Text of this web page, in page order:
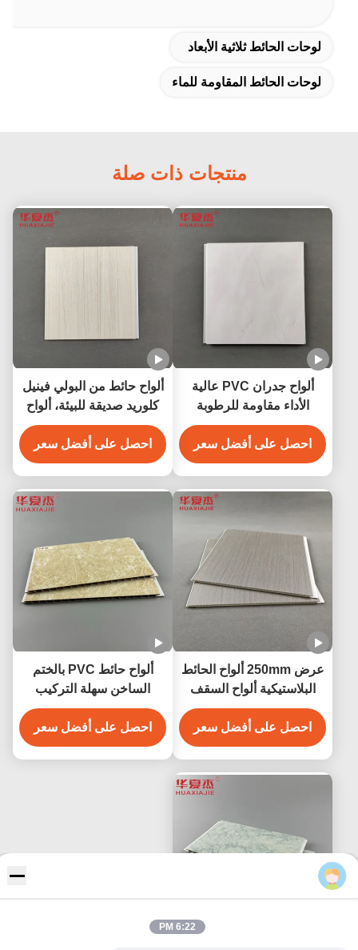
لوحات الحائط ثلاثية الأبعاد
لوحات الحائط المقاومة للماء
منتجات ذات صلة
ألواح جدران PVC عالية
الأداء مقاومة للرطوبة
بتصميم رخامي
احصل على أفضل سعر
ألواح حائط من البولي فينيل
كلوريد صديقة للبيئة، ألواح
تزيين من البولي فينيل
كلوريد مغلفة لجدار المنزل
احصل على أفضل سعر
عرض 250mm ألواح الحائط
البلاستيكية ألواح السقف
البلاستيكية المقاومة
للرطوبة 250mmx5mm
احصل على أفضل سعر
ألواح حائط PVC بالختم
الساخن سهلة التركيب
مقاومة للماء بسهولة
احصل على أفضل سعر
Eric
6:22 PM